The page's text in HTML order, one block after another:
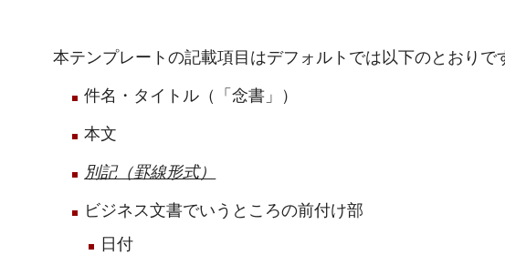
本テンプレートの記載項目はデフォルトでは以下のとおりで
件名・タイトル（「念書」）
本文
別記（罫線形式）
ビジネス文書でいうところの前付け部
日付